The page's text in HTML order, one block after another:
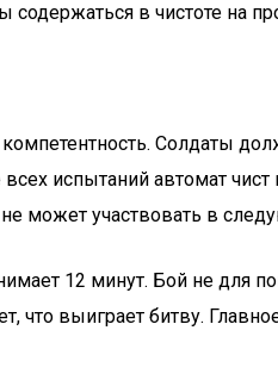
в чистоте на
Солдаты
испытаний автомат
не может участвовать в
12 минут. Бой не для
выиграет битву.